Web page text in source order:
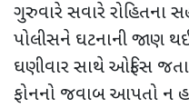
ગુરુવારે સવારે રોહિતના
પોલીસને ઘટનાની જાણ
ઘણીવાર સાથે ઓફિસ
ફોનનો જવાબ આપતો ન